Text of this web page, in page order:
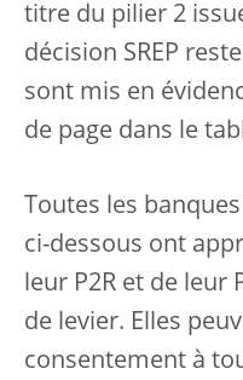
titre du pilier 2
décision SREP
sont mis en
de page dans le
Toutes les
ci-dessous ont
leur P2R et de leur
de levier. Elles
consentement à